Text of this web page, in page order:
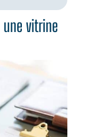
une vitrine